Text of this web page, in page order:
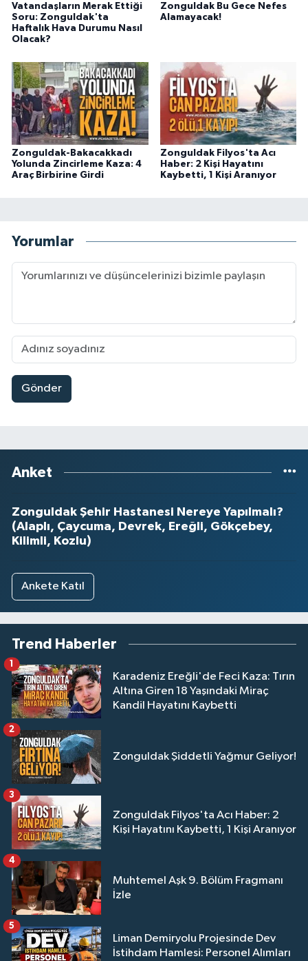
Vatandaşların Merak Ettiği
Soru: Zonguldak'ta
Haftalık Hava Durumu Nasıl
Olacak?
Zonguldak Bu Gece Nefes
Alamayacak!
Zonguldak-Bakacakkadı
Yolunda Zincirleme Kaza: 4
Araç Birbirine Girdi
Zonguldak Filyos'ta Acı
Haber: 2 Kişi Hayatını
Kaybetti, 1 Kişi Aranıyor
Yorumlar
Gönder
Anket
Zonguldak Şehir Hastanesi Nereye Yapılmalı?
(Alaplı, Çaycuma, Devrek, Ereğli, Gökçebey,
Kilimli, Kozlu)
Ankete Katıl
Trend Haberler
Karadeniz Ereğli'de Feci Kaza: Tırın
Altına Giren 18 Yaşındaki Miraç
Kandil Hayatını Kaybetti
1
Zonguldak Şiddetli Yağmur Geliyor!
2
Zonguldak Filyos'ta Acı Haber: 2
Kişi Hayatını Kaybetti, 1 Kişi Aranıyor
3
Muhtemel Aşk 9. Bölüm Fragmanı
İzle
4
Liman Demiryolu Projesinde Dev
İstihdam Hamlesi: Personel Alımları
5